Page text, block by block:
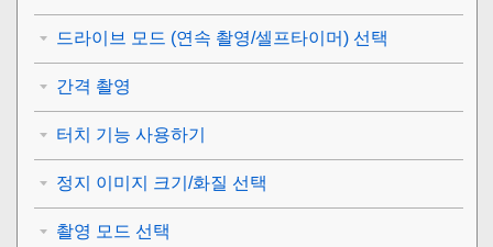
드라이브 모드 (연속 촬영/셀프타이머) 선택
간격 촬영
터치 기능 사용하기
정지 이미지 크기/화질 선택
촬영 모드 선택